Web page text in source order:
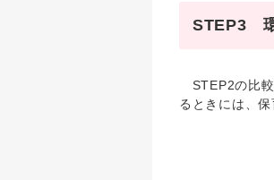
STEP3
STEP2の比較
るときには、